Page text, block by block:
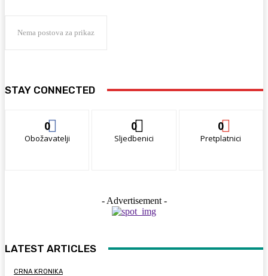
Nema postova za prikaz
STAY CONNECTED
0
Obožavatelji
0
Sljedbenici
0
Pretplatnici
- Advertisement -
LATEST ARTICLES
CRNA KRONIKA